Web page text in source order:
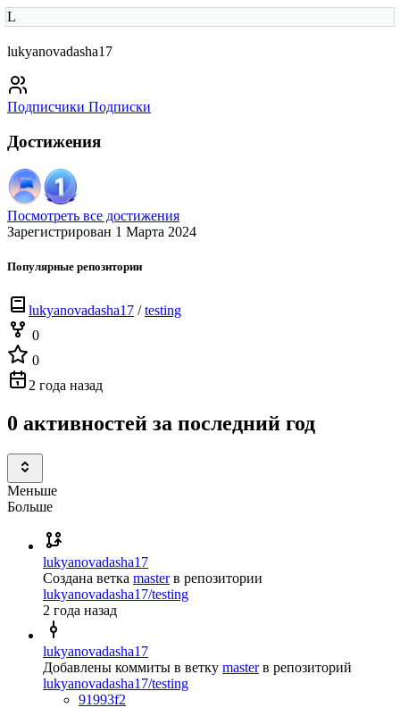
L
lukyanovadasha17
Подписчики Подписки
Достижения
Посмотреть все достижения
Зарегистрирован 1 Марта 2024
Популярные репозитории
lukyanovadasha17 /testing
0
0
2 года назад
0 активностей за последний год
Меньше
Больше
lukyanovadasha17
Создана ветка master в репозитории
lukyanovadasha17/testing
2 года назад
lukyanovadasha17
Добавлены коммиты в ветку master в репозиторий
lukyanovadasha17/testing
91993f2